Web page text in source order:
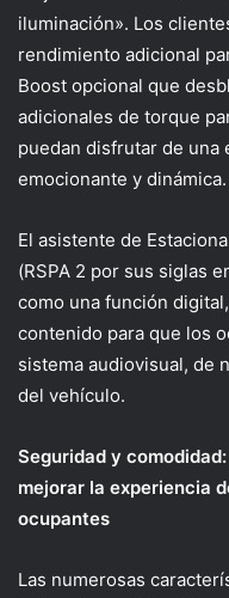
iluminación». Los
rendimiento adicional
Boost opcional que
adicionales de torque
puedan disfrutar de una
emocionante y dinámica.
El asistente de
(RSPA 2 por sus siglas
como una función
contenido para que los
sistema audiovisual, de
del vehículo.
Seguridad y
mejorar la experiencia
ocupantes
Las numerosas